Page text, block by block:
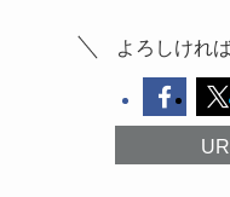
よろしけれ